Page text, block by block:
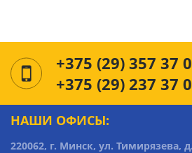
+375 (29) 357 37
+375 (29) 237 37
НАШИ ОФИСЫ:
220062, г. Минск, ул. Тимирязева,